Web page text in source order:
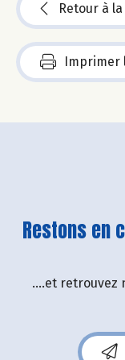
Retour à
Restons en
....et retrouvez